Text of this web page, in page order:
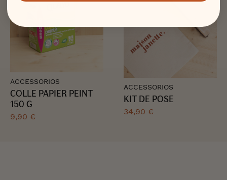
ACCESSORIOS
COLLE PAPIER PEINT
150 G
9,90 €
ACCESSORIOS
KIT DE POSE
34,90 €